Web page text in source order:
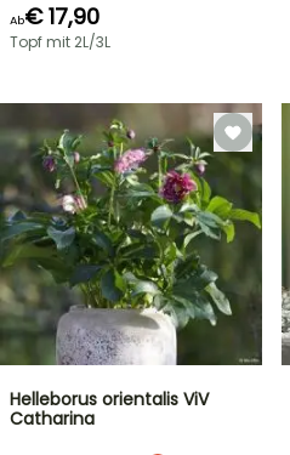
Ab€ 17,90
Topf mit 2L/3L
Helleborus orientalis ViV
Catharina